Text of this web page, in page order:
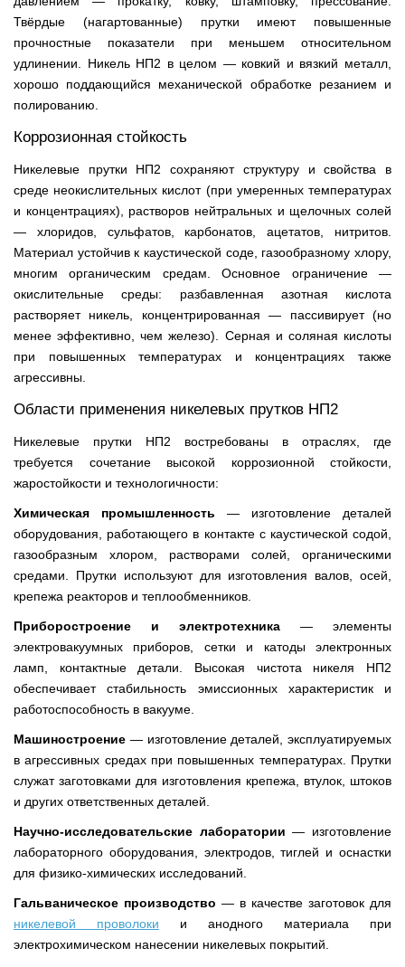
Твёрдые (нагартованные) прутки имеют повышенные
прочностные показатели при меньшем относительном
удлинении. Никель НП2 в целом — ковкий и вязкий металл,
хорошо поддающийся механической обработке резанием и
полированию.
Коррозионная стойкость
Никелевые прутки НП2 сохраняют структуру и свойства в
среде неокислительных кислот (при умеренных температурах
и концентрациях), растворов нейтральных и щелочных солей
— хлоридов, сульфатов, карбонатов, ацетатов, нитритов.
Материал устойчив к каустической соде, газообразному хлору,
многим органическим средам. Основное ограничение —
окислительные среды: разбавленная азотная кислота
растворяет никель, концентрированная — пассивирует (но
менее эффективно, чем железо). Серная и соляная кислоты
при повышенных температурах и концентрациях также
агрессивны.
Области применения никелевых прутков НП2
Никелевые прутки НП2 востребованы в отраслях, где
требуется сочетание высокой коррозионной стойкости,
жаростойкости и технологичности:
Химическая промышленность — изготовление деталей
оборудования, работающего в контакте с каустической содой,
газообразным хлором, растворами солей, органическими
средами. Прутки используют для изготовления валов, осей,
крепежа реакторов и теплообменников.
Приборостроение и электротехника — элементы
электровакуумных приборов, сетки и катоды электронных
ламп, контактные детали. Высокая чистота никеля НП2
обеспечивает стабильность эмиссионных характеристик и
работоспособность в вакууме.
Машиностроение — изготовление деталей, эксплуатируемых
в агрессивных средах при повышенных температурах. Прутки
служат заготовками для изготовления крепежа, втулок, штоков
и других ответственных деталей.
Научно-исследовательские лаборатории — изготовление
лабораторного оборудования, электродов, тиглей и оснастки
для физико-химических исследований.
Гальваническое производство — в качестве заготовок для
никелевой проволоки и анодного материала при
электрохимическом нанесении никелевых покрытий.